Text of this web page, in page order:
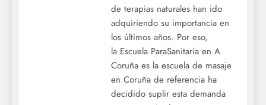
de terapias naturales han ido
adquiriendo su importancia en
los últimos años. Por eso,
la Escuela ParaSanitaria en A
Coruña es la escuela de masaje
en Coruña de referencia ha
decidido suplir esta demanda